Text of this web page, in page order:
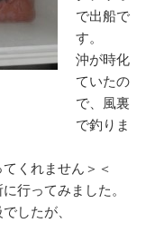
で出船で
す。
沖が時化
ていたの
で、風裏
で釣りま
くれません＞＜
行ってみました。
したが、